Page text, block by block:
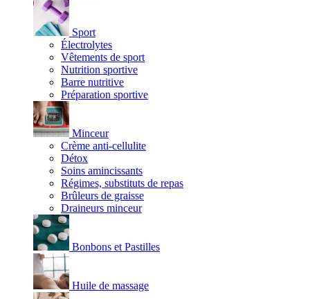
Sport
Électrolytes
Vêtements de sport
Nutrition sportive
Barre nutritive
Préparation sportive
Minceur
Crème anti-cellulite
Détox
Soins amincissants
Régimes, substituts de repas
Brûleurs de graisse
Draineurs minceur
Bonbons et Pastilles
Huile de massage